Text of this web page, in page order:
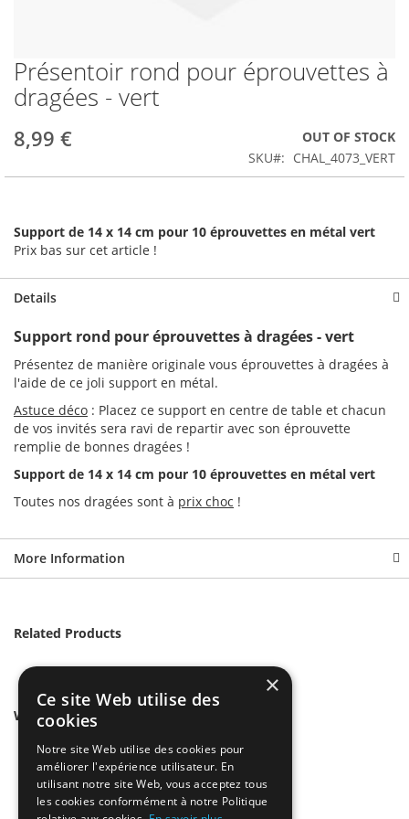
Skip
to
the
of
images
Présentoir rond pour éprouvettes à
dragées - vert
8,99 €
OUT OF STOCK
SKU
CHAL_4073_VERT
Support de 14 x 14 cm pour 10 éprouvettes en métal vert
Prix bas sur cet article !
Details
Support rond pour éprouvettes à dragées - vert
Présentez de manière originale vous éprouvettes à dragées à
l'aide de ce joli support en métal.
Astuce déco : Placez ce support en centre de table et chacun
de vos invités sera ravi de repartir avec son éprouvette
remplie de bonnes dragées !
Support de 14 x 14 cm pour 10 éprouvettes en métal vert
Toutes nos dragées sont à prix choc !
More Information
Related Products
We found other products you might like!
×
Ce site Web utilise des
cookies
Notre site Web utilise des cookies pour
améliorer l'expérience utilisateur. En
utilisant notre site Web, vous acceptez tous
les cookies conformément à notre Politique